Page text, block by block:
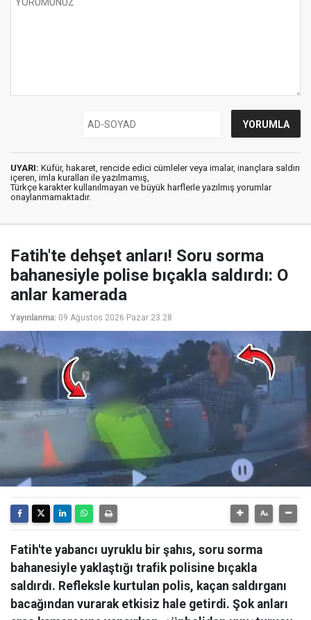
UYARI: Küfür, hakaret, rencide edici cümleler veya imalar, inançlara saldırı
içeren, imla kuralları ile yazılmamış,
Türkçe karakter kullanılmayan ve büyük harflerle yazılmış yorumlar
onaylanmamaktadır.
Fatih'te dehşet anları! Soru sorma
bahanesiyle polise bıçakla saldırdı: O
anlar kamerada
Yayınlanma: 09 Ağustos 2026 Pazar 23:28
Fatih'te yabancı uyruklu bir şahıs, soru sorma
bahanesiyle yaklaştığı trafik polisine bıçakla
saldırdı. Refleksle kurtulan polis, kaçan saldırganı
bacağından vurarak etkisiz hale getirdi. Şok anları